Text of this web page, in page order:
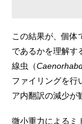
この結果が、個体
であるかを理解す
線虫（
ファイリングを行
ア内翻訳の減少が
微小重力によるミ